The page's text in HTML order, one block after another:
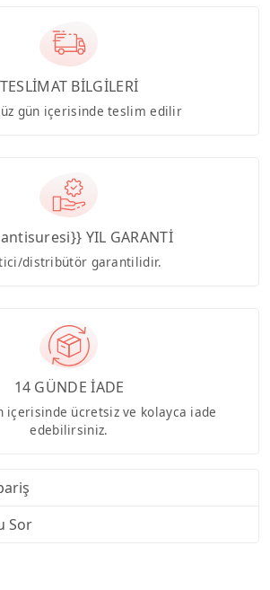
TESLİMAT BİLGİLERİ
gün içerisinde teslim edilir
YIL GARANTİ
distribütör garantilidir.
14 GÜNDE İADE
içerisinde ücretsiz ve kolayca iade
edebilirsiniz.
Sor